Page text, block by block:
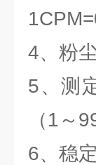
4、粉
5、测
（1～
6、稳